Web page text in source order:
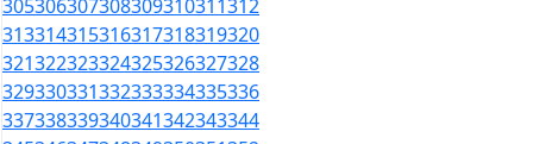
305306307308309310311312
313314315316317318319320
321322323324325326327328
329330331332333334335336
337338339340341342343344